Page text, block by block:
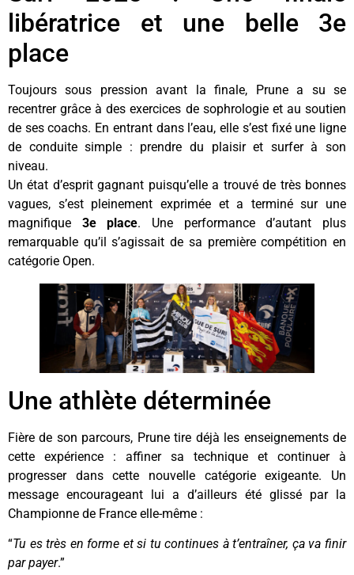
libératrice et une belle 3e
place
Toujours sous pression avant la finale, Prune a su se
recentrer grâce à des exercices de sophrologie et au soutien
de ses coachs. En entrant dans l’eau, elle s’est fixé une ligne
de conduite simple : prendre du plaisir et surfer à son
niveau.
Un état d’esprit gagnant puisqu’elle a trouvé de très bonnes
vagues, s’est pleinement exprimée et a terminé sur une
magnifique 3e place. Une performance d’autant plus
remarquable qu’il s’agissait de sa première compétition en
catégorie Open.
Une athlète déterminée
Fière de son parcours, Prune tire déjà les enseignements de
cette expérience : affiner sa technique et continuer à
progresser dans cette nouvelle catégorie exigeante. Un
message encourageant lui a d’ailleurs été glissé par la
Championne de France elle-même :
“Tu es très en forme et si tu continues à t’entraîner, ça va finir
par payer.”